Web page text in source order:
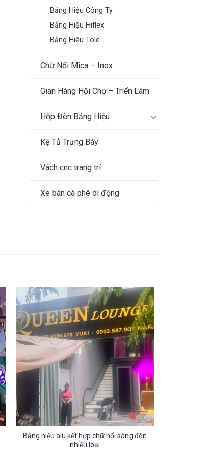
Bảng Hiệu Công Ty
Bảng Hiệu Hiflex
Bảng Hiệu Tole
Chữ Nổi Mica – Inox
Gian Hàng Hội Chợ – Triển Lãm
Hộp Đèn Bảng Hiệu
Kệ Tủ Trưng Bày
Vách cnc trang trí
Xe bán cà phê di động
Bảng hiệu alu kết hợp chữ nổi sáng đèn
nhiều loại